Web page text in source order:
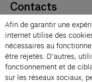
Contacts
Membres
Presse
Privatisations
Changer de
Inscription à la
Afin de garantir une
internet utilise des
nécessaires au
être rejetés. D’autres,
fonctionnement et de
sur les réseaux sociaux,